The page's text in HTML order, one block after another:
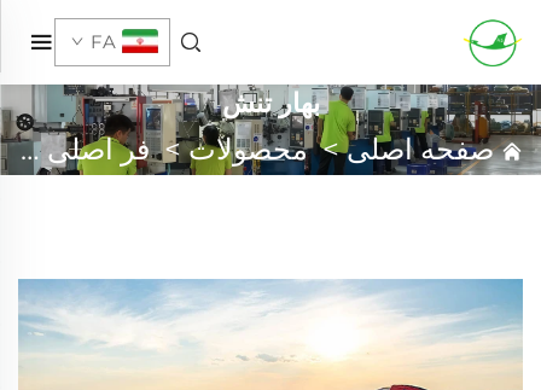
FA
بهار تنش
صفحه اصلی>محصولات>فر اصلی سفارشی